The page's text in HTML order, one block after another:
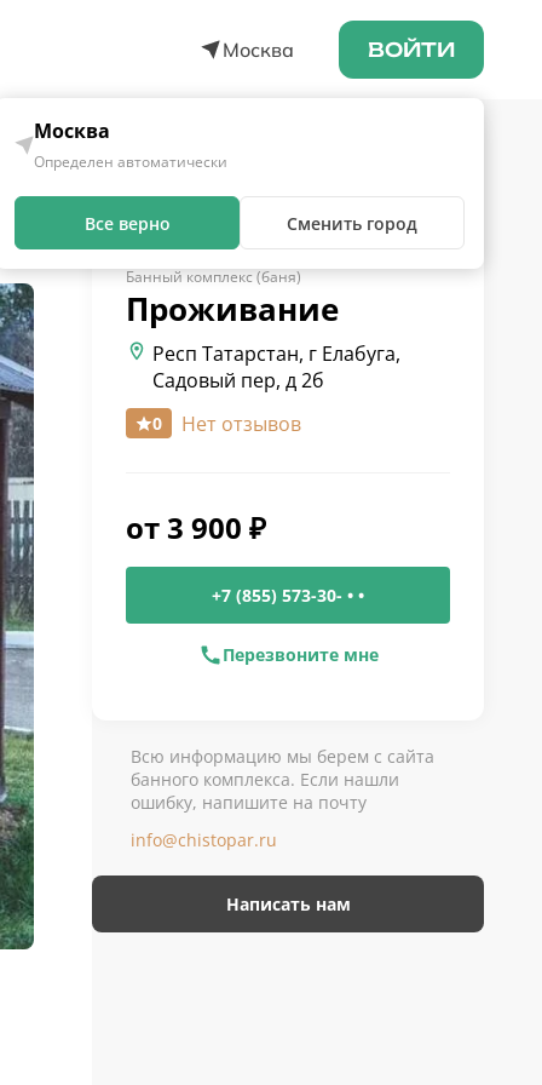
Москва ВОЙТИ
Москва
Определен автоматически
Все верно Сменить город
Банный комплекс (баня)
Проживание
Респ Татарстан, г Елабуга,
Садовый пер, д 2б
0 Нет отзывов
от 3 900 ₽
+7 (855) 573-30- • •
Перезвоните мне
Всю информацию мы берем с сайта
банного комплекса. Если нашли
ошибку, напишите на почту
info@chistopar.ru
Написать нам